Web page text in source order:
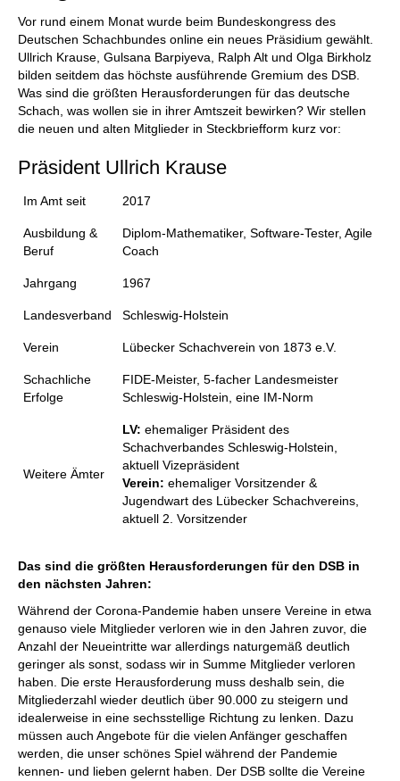
Vor rund einem Monat wurde beim Bundeskongress des
Deutschen Schachbundes online ein neues Präsidium gewählt.
Ullrich Krause, Gulsana Barpiyeva, Ralph Alt und Olga Birkholz
bilden seitdem das höchste ausführende Gremium des DSB.
Was sind die größten Herausforderungen für das deutsche
Schach, was wollen sie in ihrer Amtszeit bewirken? Wir stellen
die neuen und alten Mitglieder in Steckbriefform kurz vor:
Präsident Ullrich Krause
Im Amt seit 2017
Ausbildung &
Beruf
Diplom-Mathematiker, Software-Tester, Agile
Coach
Jahrgang 1967
Landesverband Schleswig-Holstein
Verein Lübecker Schachverein von 1873 e.V.
Schachliche
Erfolge
FIDE-Meister, 5-facher Landesmeister
Schleswig-Holstein, eine IM-Norm
Weitere Ämter
LV: ehemaliger Präsident des
Schachverbandes Schleswig-Holstein,
aktuell Vizepräsident
Verein: ehemaliger Vorsitzender &
Jugendwart des Lübecker Schachvereins,
aktuell 2. Vorsitzender
Das sind die größten Herausforderungen für den DSB in
den nächsten Jahren:
Während der Corona-Pandemie haben unsere Vereine in etwa
genauso viele Mitglieder verloren wie in den Jahren zuvor, die
Anzahl der Neueintritte war allerdings naturgemäß deutlich
geringer als sonst, sodass wir in Summe Mitglieder verloren
haben. Die erste Herausforderung muss deshalb sein, die
Mitgliederzahl wieder deutlich über 90.000 zu steigern und
idealerweise in eine sechsstellige Richtung zu lenken. Dazu
müssen auch Angebote für die vielen Anfänger geschaffen
werden, die unser schönes Spiel während der Pandemie
kennen- und lieben gelernt haben. Der DSB sollte die Vereine